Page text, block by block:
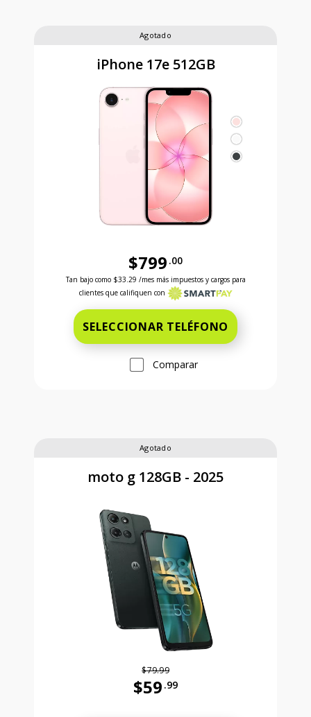
Agotado
iPhone 17e 512GB
$799 .00
Antes el precio era 799 dollars and 00 cents
Tan bajo como $33.29 /mes más impuestos y cargos para
clientes que califiquen con
SELECCIONAR TELÉFONO
Comparar
Agotado
moto g 128GB - 2025
$79.99
$59 .99